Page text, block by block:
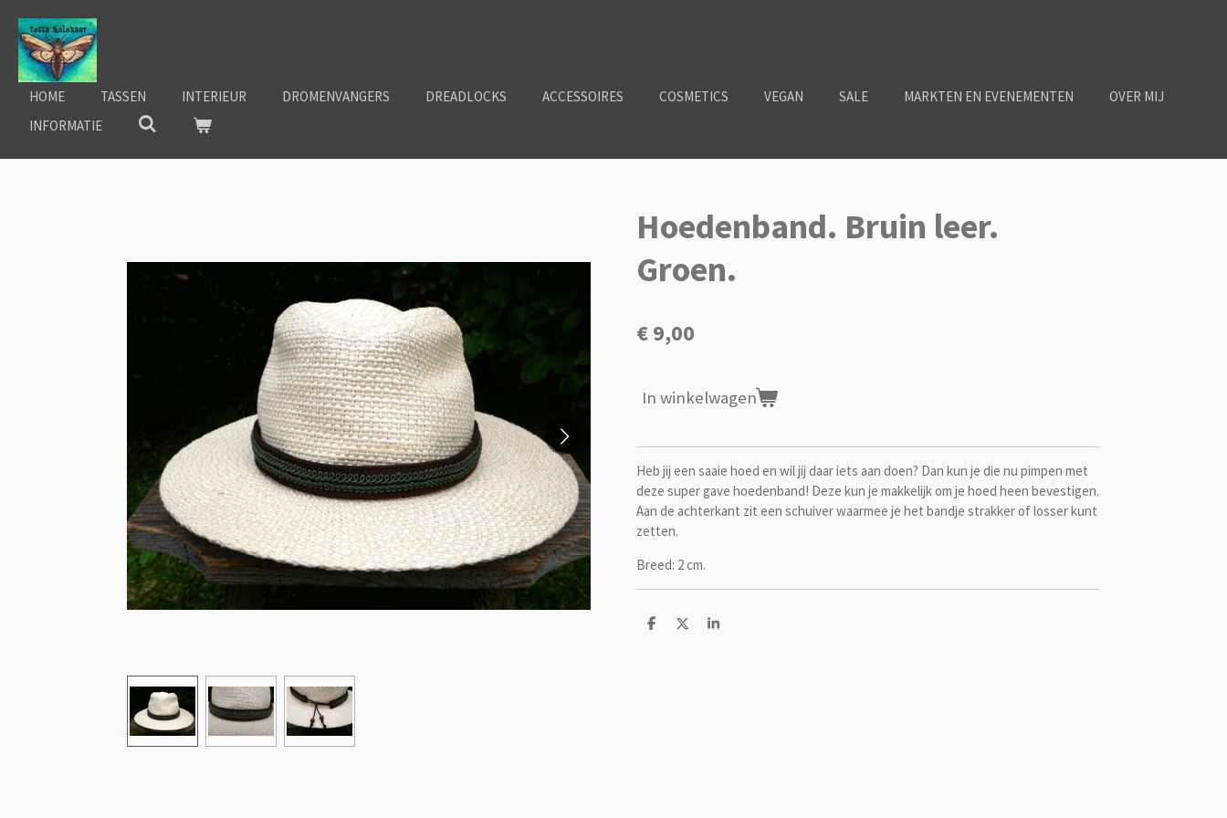
Ga
direct
naar
de
hoofdinhoud
HOME TASSEN INTERIEUR DROMENVANGERS DREADLOCKS ACCESSOIRES COSMETICS VEGAN SALE MARKTEN EN EVENEMENTEN
OVER MIJ
INFORMATIE
Hoedenband. Bruin leer.
Groen.
€ 9,00
In winkelwagen
Heb jij een saaie hoed en wil jij daar iets aan doen? Dan kun je die nu pimpen met
deze super gave hoedenband! Deze kun je makkelijk om je hoed heen bevestigen.
Aan de achterkant zit een schuiver waarmee je het bandje strakker of losser kunt
zetten.
Breed: 2 cm.
D
D
S